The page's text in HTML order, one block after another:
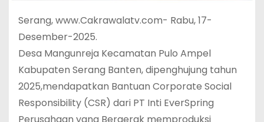
Serang, www.Cakrawalatv.com- Rabu, 17-
Desember-2025.
Desa Mangunreja Kecamatan Pulo Ampel
Kabupaten Serang Banten, dipenghujung tahun
2025,mendapatkan Bantuan Corporate Social
Responsibility (CSR) dari PT Inti EverSpring